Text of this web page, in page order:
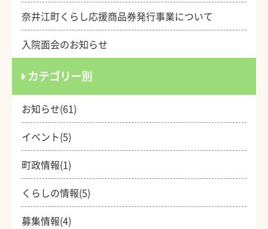
奈井江町くらし応援商品券発行事業について
入院面会のお知らせ
カテゴリー別
お知らせ(61)
イベント(5)
町政情報(1)
くらしの情報(5)
募集情報(4)